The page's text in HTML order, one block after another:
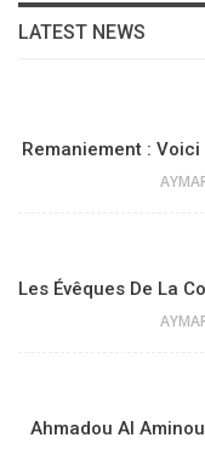
LATEST NEWS
Remaniement :
Les Évêques De La
Ahmadou Al